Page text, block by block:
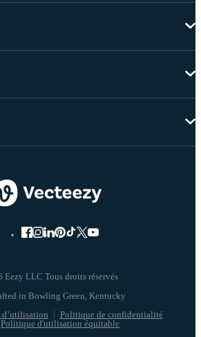
Eezy LLC Tous droits réservés
Politique de confidentialité
Politique d'utilisation équitable